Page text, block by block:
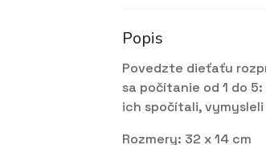
Popis
Povedzte dieťaťu
sa počítanie od 1 do
ich spočítali,
Rozmery: 32 x 14 cm